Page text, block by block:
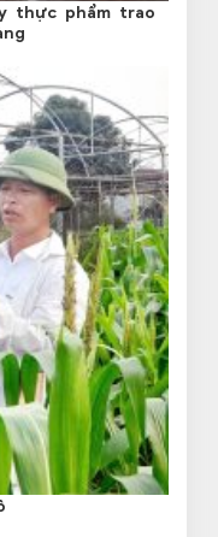
thực phẩm trao